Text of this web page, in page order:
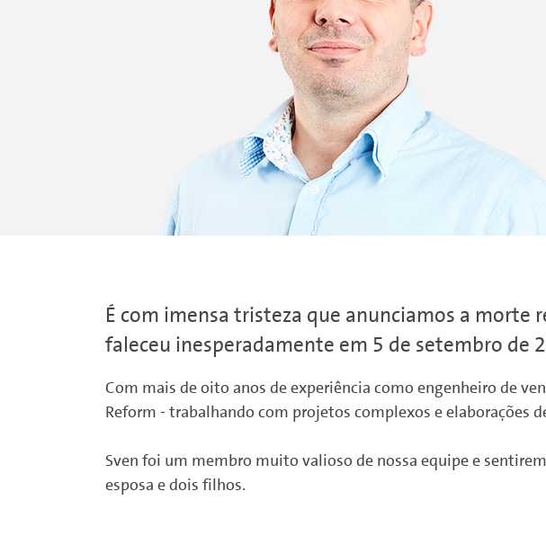
É com imensa tristeza que anunciamos a morte
faleceu inesperadamente em 5 de setembro de
Com mais de oito anos de experiência como engenheiro de
Reform - trabalhando com projetos complexos e elaborações
Sven foi um membro muito valioso de nossa equipe e
esposa e dois filhos.